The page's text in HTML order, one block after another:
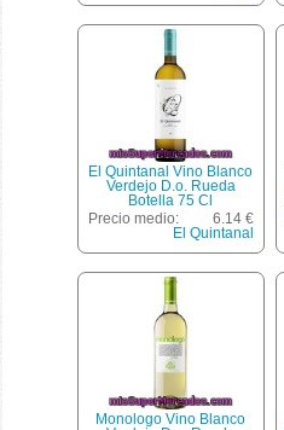
El Quintanal Vino Blanco
Verdejo D.o. Rueda
Botella 75 Cl
Precio medio:
6.14 €
El Quintanal
Monologo Vino Blanco